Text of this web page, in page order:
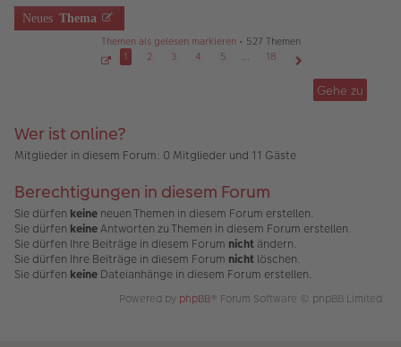
tr
a
e
n
er
n
g
tr
a
g
Neues Thema
Themen als gelesen markieren• 527 Themen
v
o
n
1
1 2 3 4 5 …
18
Gehe zu
Wer ist online?
Mitglieder in diesem Forum: 0 Mitglieder und 11 Gäste
Berechtigungen in diesem Forum
Sie dürfen keine neuen Themen in diesem Forum erstellen.
Sie dürfen keineAntworten zu Themen in diesem Forum erstellen.
Sie dürfen Ihre Beiträge in diesem Forum nicht ändern.
Sie dürfen Ihre Beiträge in diesem Forum nicht löschen.
Sie dürfen keine Dateianhänge in diesem Forum erstellen.
Powered by phpBB® Forum Software © phpBB Limited